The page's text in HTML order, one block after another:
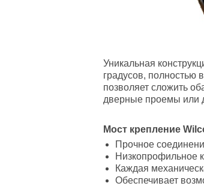
Уникальная
градусов, полностью
позволяет сложить
дверные проемы или
Мост крепление
Прочное
Низкопрофильное
Каждая
Обеспечивает